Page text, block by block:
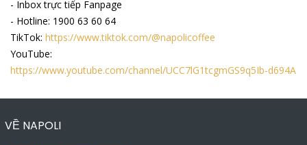
- Inbox trực tiếp Fanpage
- Hotline: 1900 63 60 64
TikTok: https://www.tiktok.com/@napolicoffee
YouTube:
https://www.youtube.com/channel/UCC7lG1tcgmGS9q5Ib-d694A
VỀ NAPOLI